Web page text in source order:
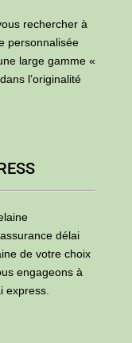
rechercher à
personnalisée
large gamme «
l’originalité
délai
de votre choix
engageons à
express.